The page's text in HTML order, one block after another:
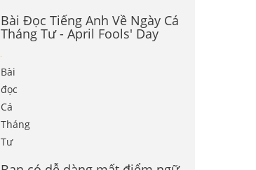
Bài Đọc Tiếng Anh Về Ngày Cá
Tháng Tư - April Fools' Day
Bài
đọc
Cá
Tháng
Tư